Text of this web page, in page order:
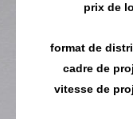
prix de
format de
cadre de
vitesse de